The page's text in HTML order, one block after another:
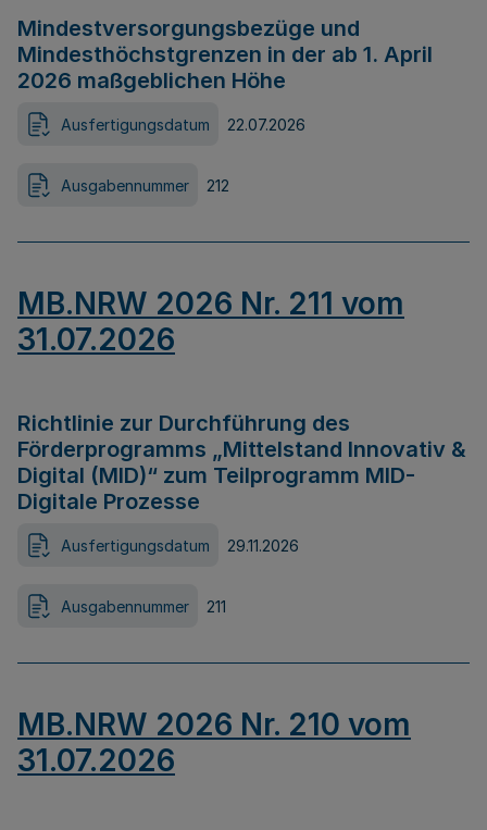
Mindestversorgungsbezüge und
Mindesthöchstgrenzen in der ab 1. April
2026 maßgeblichen Höhe
Ausfertigungsdatum 22.07.2026
Ausgabennummer 212
MB.NRW 2026 Nr. 211 vom
31.07.2026
Richtlinie zur Durchführung des
Förderprogramms „Mittelstand Innovativ &
Digital (MID)“ zum Teilprogramm MID-
Digitale Prozesse
Ausfertigungsdatum 29.11.2026
Ausgabennummer 211
MB.NRW 2026 Nr. 210 vom
31.07.2026